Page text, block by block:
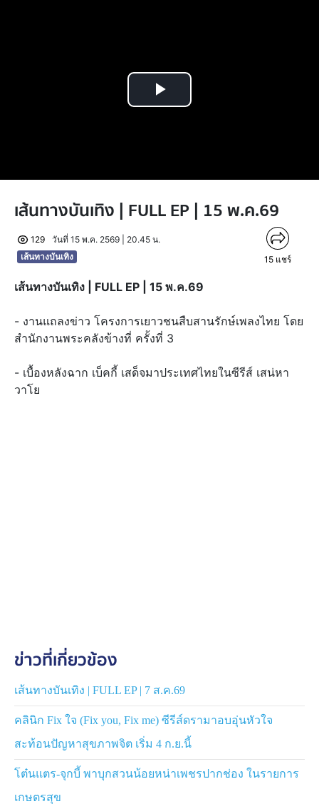
Play
เส้นทางบันเทิง | FULL EP | 15 พ.ค.69
129
วันที่ 15 พ.ค. 2569 | 20.45 น.
เส้นทางบันเทิง
15 แชร์
เส้นทางบันเทิง | FULL EP | 15 พ.ค.69
- งานแถลงข่าว โครงการเยาวชนสืบสานรักษ์เพลงไทย โดย
สำนักงานพระคลังข้างที่ ครั้งที่ 3
- เบื้องหลังฉาก เบ็คกี้ เสด็จมาประเทศไทยในซีรีส์ เสน่หา
วาโย
ข่าวที่เกี่ยวข้อง
เส้นทางบันเทิง | FULL EP | 7 ส.ค.69
คลินิก Fix ใจ (Fix you, Fix me) ซีรีส์ดรามาอบอุ่นหัวใจ
สะท้อนปัญหาสุขภาพจิต เริ่ม 4 ก.ย.นี้
โต๋นแตร-จุกบี้ พาบุกสวนน้อยหน่าเพชรปากช่อง ในรายการ
เกษตรสุข